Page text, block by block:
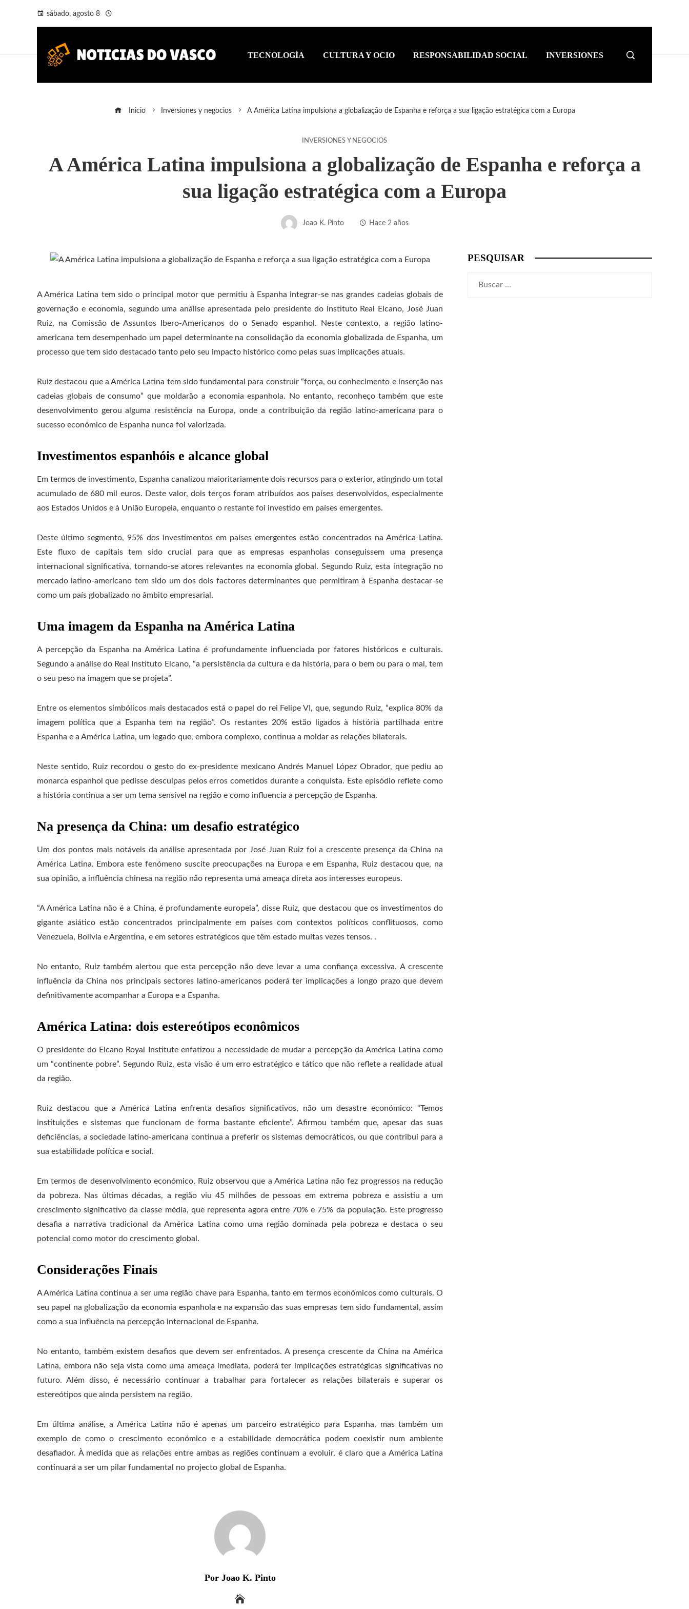
sábado, agosto 8
TECNOLOGÍA CULTURA Y OCIO RESPONSABILIDAD SOCIAL INVERSIONES
Inicio Inversiones y negocios A América Latina impulsiona a globalização de Espanha e reforça a sua ligação estratégica com a Europa
INVERSIONES Y NEGOCIOS
A América Latina impulsiona a globalização de Espanha e reforça a
sua ligação estratégica com a Europa
Joao K. Pinto Hace 2 años
A América Latina tem sido o principal motor que permitiu à Espanha integrar-se nas grandes cadeias globais de
governação e economia, segundo uma análise apresentada pelo presidente do Instituto Real Elcano, José Juan
Ruiz, na Comissão de Assuntos Ibero-Americanos do o Senado espanhol. Neste contexto, a região latino-
americana tem desempenhado um papel determinante na consolidação da economia globalizada de Espanha, um
processo que tem sido destacado tanto pelo seu impacto histórico como pelas suas implicações atuais.
Ruiz destacou que a América Latina tem sido fundamental para construir “força, ou conhecimento e inserção nas
cadeias globais de consumo” que moldarão a economia espanhola. No entanto, reconheço também que este
desenvolvimento gerou alguma resistência na Europa, onde a contribuição da região latino-americana para o
sucesso económico de Espanha nunca foi valorizada.
Investimentos espanhóis e alcance global
Em termos de investimento, Espanha canalizou maioritariamente dois recursos para o exterior, atingindo um total
acumulado de 680 mil euros. Deste valor, dois terços foram atribuídos aos países desenvolvidos, especialmente
aos Estados Unidos e à União Europeia, enquanto o restante foi investido em países emergentes.
Deste último segmento, 95% dos investimentos em países emergentes estão concentrados na América Latina.
Este fluxo de capitais tem sido crucial para que as empresas espanholas conseguissem uma presença
internacional significativa, tornando-se atores relevantes na economia global. Segundo Ruiz, esta integração no
mercado latino-americano tem sido um dos dois factores determinantes que permitiram à Espanha destacar-se
como um país globalizado no âmbito empresarial.
Uma imagem da Espanha na América Latina
A percepção da Espanha na América Latina é profundamente influenciada por fatores históricos e culturais.
Segundo a análise do Real Instituto Elcano, “a persistência da cultura e da história, para o bem ou para o mal, tem
o seu peso na imagem que se projeta”.
Entre os elementos simbólicos mais destacados está o papel do rei Felipe VI, que, segundo Ruiz, “explica 80% da
imagem política que a Espanha tem na região”. Os restantes 20% estão ligados à história partilhada entre
Espanha e a América Latina, um legado que, embora complexo, continua a moldar as relações bilaterais.
Neste sentido, Ruiz recordou o gesto do ex-presidente mexicano Andrés Manuel López Obrador, que pediu ao
monarca espanhol que pedisse desculpas pelos erros cometidos durante a conquista. Este episódio reflete como
a história continua a ser um tema sensível na região e como influencia a percepção de Espanha.
Na presença da China: um desafio estratégico
Um dos pontos mais notáveis ​​da análise apresentada por José Juan Ruiz foi a crescente presença da China na
América Latina. Embora este fenómeno suscite preocupações na Europa e em Espanha, Ruiz destacou que, na
sua opinião, a influência chinesa na região não representa uma ameaça direta aos interesses europeus.
“A América Latina não é a China, é profundamente europeia”, disse Ruiz, que destacou que os investimentos do
gigante asiático estão concentrados principalmente em países com contextos políticos conflituosos, como
Venezuela, Bolívia e Argentina, e em setores estratégicos que têm estado muitas vezes tensos. .
No entanto, Ruiz também alertou que esta percepção não deve levar a uma confiança excessiva. A crescente
influência da China nos principais sectores latino-americanos poderá ter implicações a longo prazo que devem
definitivamente acompanhar a Europa e a Espanha.
América Latina: dois estereótipos econômicos
O presidente do Elcano Royal Institute enfatizou a necessidade de mudar a percepção da América Latina como
um “continente pobre”. Segundo Ruiz, esta visão é um erro estratégico e tático que não reflete a realidade atual
da região.
Ruiz destacou que a América Latina enfrenta desafios significativos, não um desastre económico: “Temos
instituições e sistemas que funcionam de forma bastante eficiente”. Afirmou também que, apesar das suas
deficiências, a sociedade latino-americana continua a preferir os sistemas democráticos, ou que contribui para a
sua estabilidade política e social.
Em termos de desenvolvimento económico, Ruiz observou que a América Latina não fez progressos na redução
da pobreza. Nas últimas décadas, a região viu 45 milhões de pessoas em extrema pobreza e assistiu a um
crescimento significativo da classe média, que representa agora entre 70% e 75% da população. Este progresso
desafia a narrativa tradicional da América Latina como uma região dominada pela pobreza e destaca o seu
potencial como motor do crescimento global.
Considerações Finais
A América Latina continua a ser uma região chave para Espanha, tanto em termos económicos como culturais. O
seu papel na globalização da economia espanhola e na expansão das suas empresas tem sido fundamental, assim
como a sua influência na percepção internacional de Espanha.
No entanto, também existem desafios que devem ser enfrentados. A presença crescente da China na América
Latina, embora não seja vista como uma ameaça imediata, poderá ter implicações estratégicas significativas no
futuro. Além disso, é necessário continuar a trabalhar para fortalecer as relações bilaterais e superar os
estereótipos que ainda persistem na região.
Em última análise, a América Latina não é apenas um parceiro estratégico para Espanha, mas também um
exemplo de como o crescimento económico e a estabilidade democrática podem coexistir num ambiente
desafiador. À medida que as relações entre ambas as regiões continuam a evoluir, é claro que a América Latina
continuará a ser um pilar fundamental no projecto global de Espanha.
Por Joao K. Pinto
PESQUISAR